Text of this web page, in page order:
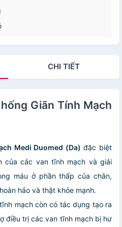
CHI TIẾT
Giãn Tính Mạch
Medi Duomed (Da) đặc biệt
của các van tĩnh mạch và giải
máu ở phần thấp của chân,
hảo và thật khỏe mạnh.
mạch còn có tác dụng tạo ra
điều trị các van tĩnh mạch bị hư